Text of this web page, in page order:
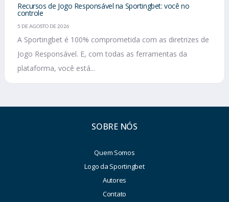
Recursos de Jogo Responsável na Sportingbet: você no
controle
5 DE AGOSTO DE 2026
A Sportingbet é 100% comprometida com as diretrizes de
Jogo Responsável. E, com todas as ferramentas da
plataforma, você está...
SOBRE NÓS
Quem Somos
Logo da Sportingbet
Autores
Contato